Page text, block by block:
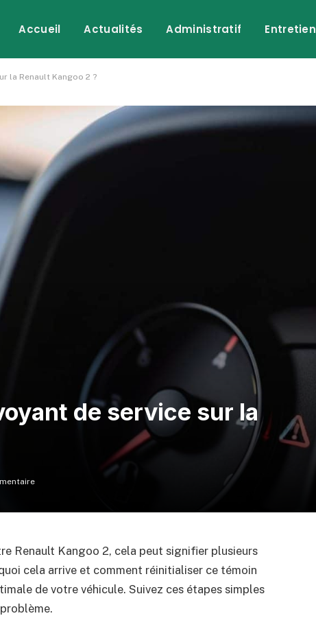
Accueil Actualités Administratif Entretien
la Renault Kangoo 2 ?
de service sur la
Renault Kangoo 2, cela peut signifier plusieurs
cela arrive et comment réinitialiser ce témoin
de votre véhicule. Suivez ces étapes simples